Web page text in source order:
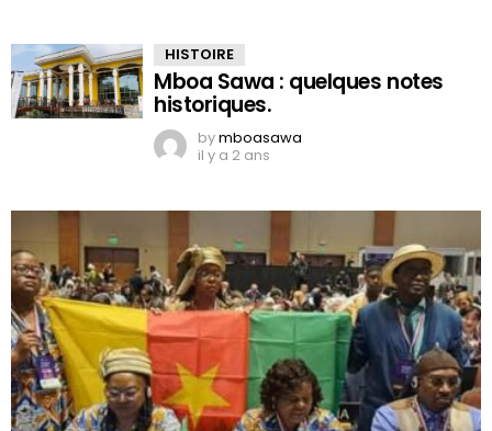
HISTOIRE
Mboa Sawa : quelques notes
historiques.
bymboasawa
il y a 2 ans